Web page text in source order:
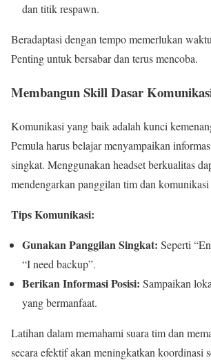
dan titik respawn.
Beradaptasi dengan tempo memerlukan
Penting untuk bersabar dan terus mencoba.
Membangun Skill Dasar
Komunikasi yang baik adalah kunci
Pemula harus belajar menyampaikan
singkat. Menggunakan headset berkualitas
mendengarkan panggilan tim dan komunikasi
Tips Komunikasi:
Gunakan Panggilan Singkat: Seperti
“I need backup”.
Berikan Informasi Posisi: Sampaikan
yang bermanfaat.
Latihan dalam memahami suara tim dan
secara efektif akan meningkatkan koordinasi